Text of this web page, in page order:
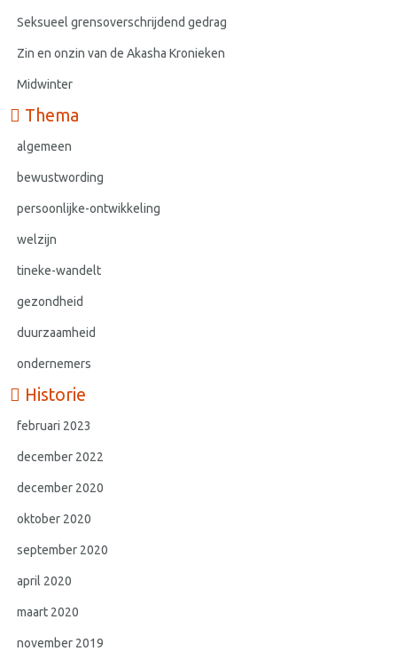
Seksueel grensoverschrijdend gedrag
Zin en onzin van de Akasha Kronieken
Midwinter
Thema
algemeen
bewustwording
persoonlijke-ontwikkeling
welzijn
tineke-wandelt
gezondheid
duurzaamheid
ondernemers
Historie
februari 2023
december 2022
december 2020
oktober 2020
september 2020
april 2020
maart 2020
november 2019